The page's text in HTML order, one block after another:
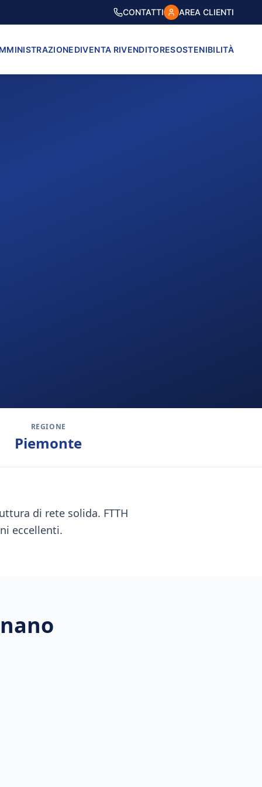
CONTATTI AREA CLIENTI
DIVENTA RIVENDITORESOSTENIBILITÀ
REGIONE
Piemonte
di rete solida. FTTH
eccellenti.